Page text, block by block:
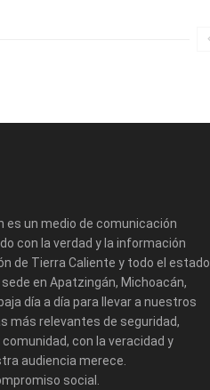
es un medio de comunicación
con la verdad y la información
de Tierra Caliente y todo el estado
en Apatzingán, Michoacán,
día a día para llevar a nuestros
más relevantes de seguridad,
con la veracidad y
audiencia merece.
social.